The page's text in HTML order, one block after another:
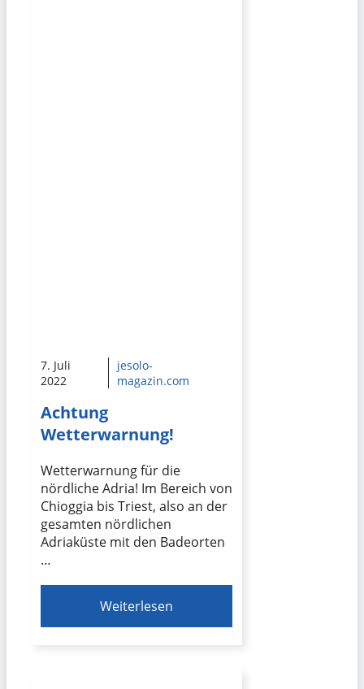
7. Juli
2022
jesolo-
magazin.com
Achtung
Wetterwarnung!
Wetterwarnung für die
nördliche Adria! Im Bereich von
Chioggia bis Triest, also an der
gesamten nördlichen
Adriaküste mit den Badeorten
…
Weiterlesen